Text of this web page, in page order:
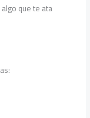
que te ata